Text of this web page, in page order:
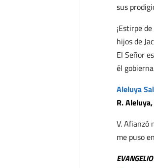
sus
¡Estirpe
hijos de
El Señor
él
Aleluya
R.
V. Afianzó
me puso
EVANGELIO